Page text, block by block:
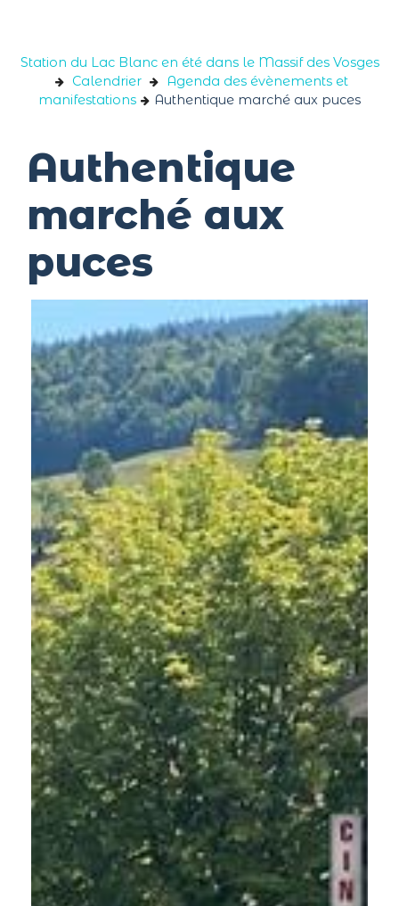
Station du Lac Blanc en été dans le Massif des Vosges
Calendrier
Agenda des évènements et
manifestations
Authentique marché aux puces
Authentique
marché aux
puces